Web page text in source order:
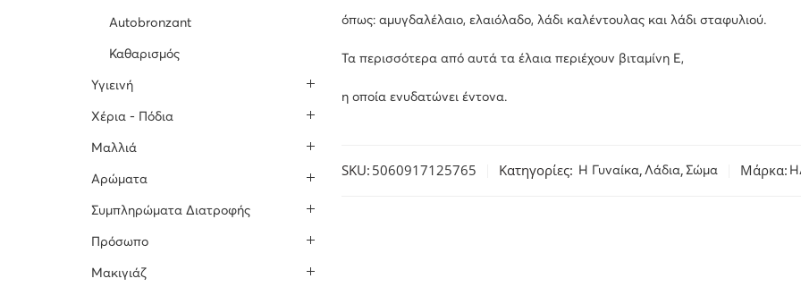
όπως: αμυγδαλέλαιο, ελαιόλαδο, λάδι καλέντουλας και λάδι σταφυλιού.
Τα περισσότερα από αυτά τα έλαια περιέχουν βιταμίνη Ε,
η οποία ενυδατώνει έντονα.
SKU: 5060917125765 Κατηγορίες: H Γυναίκα, Λάδια, Σώμα Μάρκα:
Autobronzant
Καθαρισμός
Υγιεινή
Χέρια - Πόδια
Μαλλιά
Αρώματα
Συμπληρώματα Διατροφής
Πρόσωπο
Μακιγιάζ